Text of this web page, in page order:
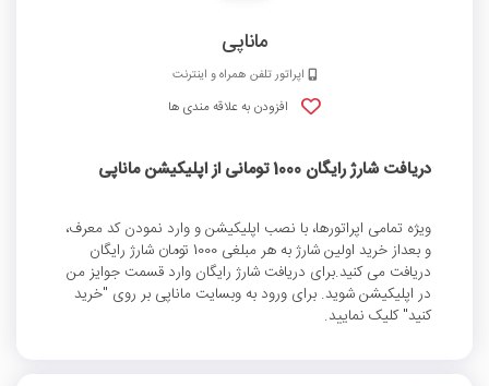
ماناپی
اپراتور تلفن همراه و اینترنت
افزودن به علاقه مندی ها
دریافت شارژ رایگان 1000 تومانی از اپلیکیشن ماناپی
ویژه تمامی اپراتورها، با نصب اپلیکیشن و وارد نمودن کد معرف،
و بعداز خرید اولین شارژ به هر مبلغی 1000 تومان شارژ رایگان
دریافت می کنید.برای دریافت شارژ رایگان وارد قسمت جوایز من
در اپلیکیشن شوید. برای ورود به وبسایت ماناپی بر روی "خرید
کنید" کلیک نمایید.